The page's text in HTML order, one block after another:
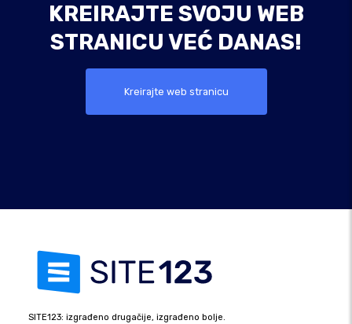
KREIRAJTE SVOJU WEB
STRANICU VEĆ DANAS!
Kreirajte web stranicu
SITE123: izgrađeno drugačije, izgrađeno bolje.